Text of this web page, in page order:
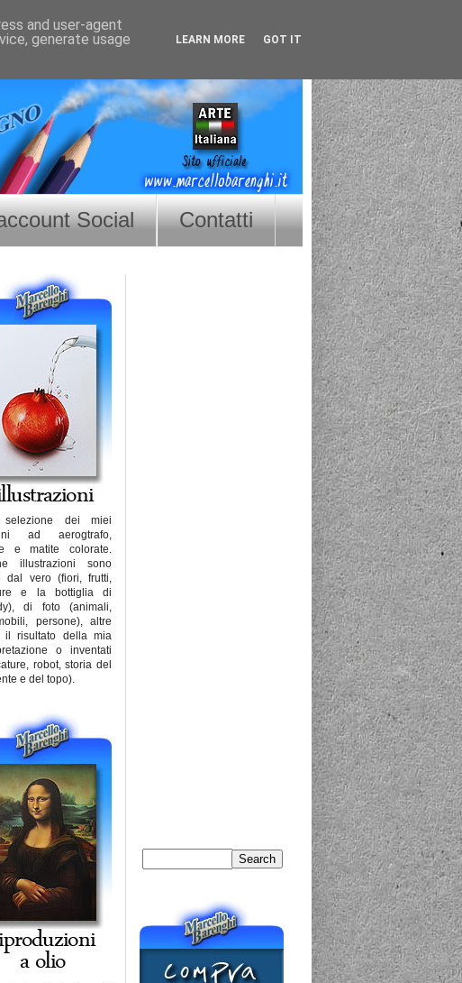
Social Contatti
selezione dei miei
ad aerogtrafo,
e matite colorate.
illustrazioni sono
dal vero (fiori, frutti,
e la bottiglia di
di foto (animali,
persone), altre
il risultato della mia
o inventati
robot, storia del
e del topo).
and user-agent
generate usage
LEARN MORE GOT IT